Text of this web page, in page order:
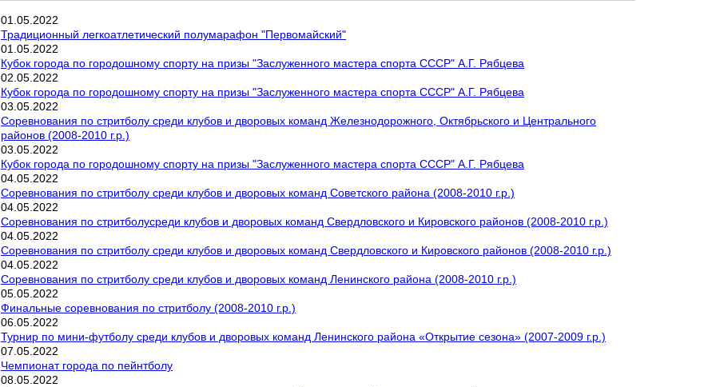
01 05 2022
Традиционный легкоатлетический полумарафон "Первомайский"
01 05 2022
Кубок города по городошному спорту на призы "Заслуженного мастера спорта СССР" А.Г. Рябцева
02 05 2022
Кубок города по городошному спорту на призы "Заслуженного мастера спорта СССР" А.Г. Рябцева
03 05 2022
Соревнования по стритболу среди клубов и дворовых команд Железнодорожного, Октябрьского и Центрального
районов (2008-2010 г.р.)
03 05 2022
Кубок города по городошному спорту на призы "Заслуженного мастера спорта СССР" А.Г. Рябцева
04 05 2022
Соревнования по стритболу среди клубов и дворовых команд Советского района (2008-2010 г.р.)
04 05 2022
Соревнования по стритболусреди клубов и дворовых команд Свердловского и Кировского районов (2008-2010 г.р.)
04 05 2022
Соревнования по стритболу среди клубов и дворовых команд Свердловского и Кировского районов (2008-2010 г.р.)
04 05 2022
Соревнования по стритболу среди клубов и дворовых команд Ленинского района (2008-2010 г.р.)
05 05 2022
Финальные соревнования по стритболу (2008-2010 г.р.)
06 05 2022
Турнир по мини-футболу среди клубов и дворовых команд Ленинского района «Открытие сезона» (2007-2009 г.р.)
07 05 2022
Чемпионат города по пейнтболу
08 05 2022